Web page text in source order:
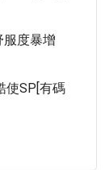
服度暴增
使SP[有碼